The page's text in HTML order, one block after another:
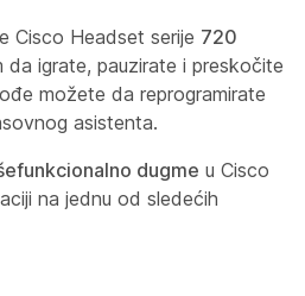
Cisco Headset serije 720
da igrate, pauzirate i preskočite
možete da reprogramirate
asistenta.
dugme u Cisco
na jednu od sledećih